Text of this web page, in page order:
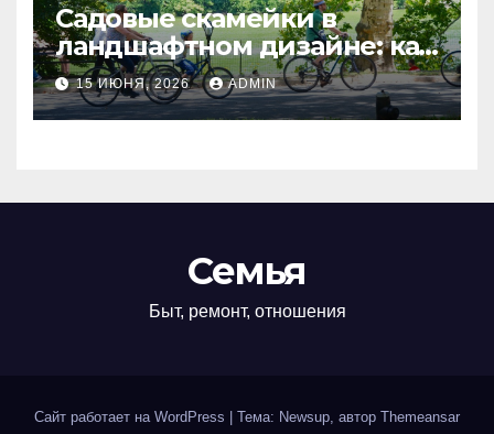
Садовые скамейки в
ландшафтном дизайне: как
украсить территорию
Madmetal.ru и создать зону
отдыха
15 ИЮНЯ, 2026 ADMIN
Семья
Быт, ремонт, отношения
Сайт работает на WordPress Тема: Newsup, автор Themeansar